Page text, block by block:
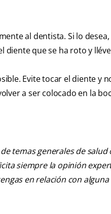
al dentista. Si lo
diente que se ha roto y
Evite tocar el diente y
a ser colocado en la
temas generales de
siempre la opinión
en relación con